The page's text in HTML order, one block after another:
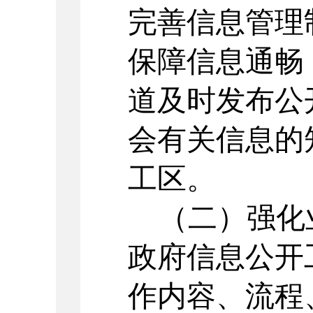
完善信息管
保障信息通
道及时发布
会有关信息
工区。
（二）强
政府信息公
作内容、流